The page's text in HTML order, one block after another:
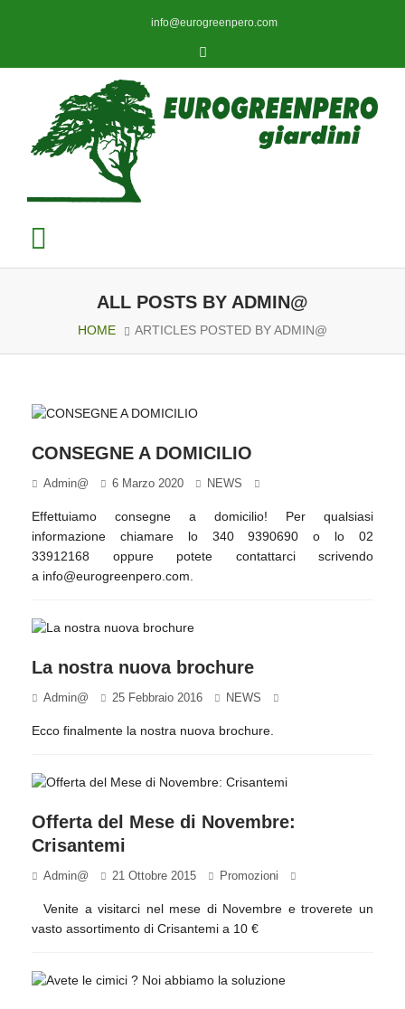
info@eurogreenpero.com
Toggle
navigation
ALL POSTS BY ADMIN@
HOME ARTICLES POSTED BY ADMIN@
CONSEGNE A DOMICILIO
Admin@ 6 Marzo 2020 NEWS
Effettuiamo consegne a domicilio! Per qualsiasi
informazione chiamare lo 340 9390690 o lo 02
33912168 oppure potete contattarci scrivendo
a info@eurogreenpero.com.
La nostra nuova brochure
Admin@ 25 Febbraio 2016 NEWS
Ecco finalmente la nostra nuova brochure.
Offerta del Mese di Novembre:
Crisantemi
Admin@ 21 Ottobre 2015 Promozioni
Venite a visitarci nel mese di Novembre e troverete un
vasto assortimento di Crisantemi a 10 €